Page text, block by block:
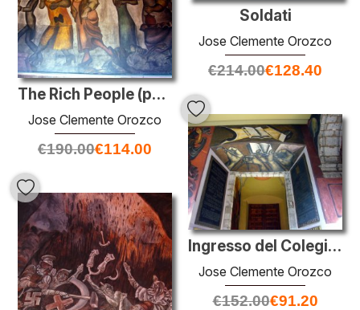
Soldati
Jose Clemente Orozco
€214.00€128.40
The Rich People (particolare)
Jose Clemente Orozco
€190.00€114.00
Ingresso del Colegio de San Ildefonso
Jose Clemente Orozco
€152.00€91.20